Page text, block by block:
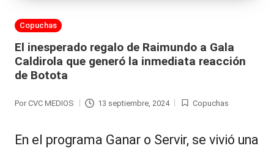
Publicada
Copuchas
El inesperado regalo de Raimundo a Gala
Caldirola que generó la inmediata reacción
de Botota
Publicado
Por CVC MEDIOS 13 septiembre, 2024
Publicada
Copuchas
En el programa Ganar o Servir, se vivió una